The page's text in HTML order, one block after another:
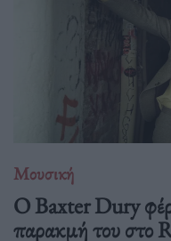
Μουσική
Ο Baxter Dury
παρακμή του στο